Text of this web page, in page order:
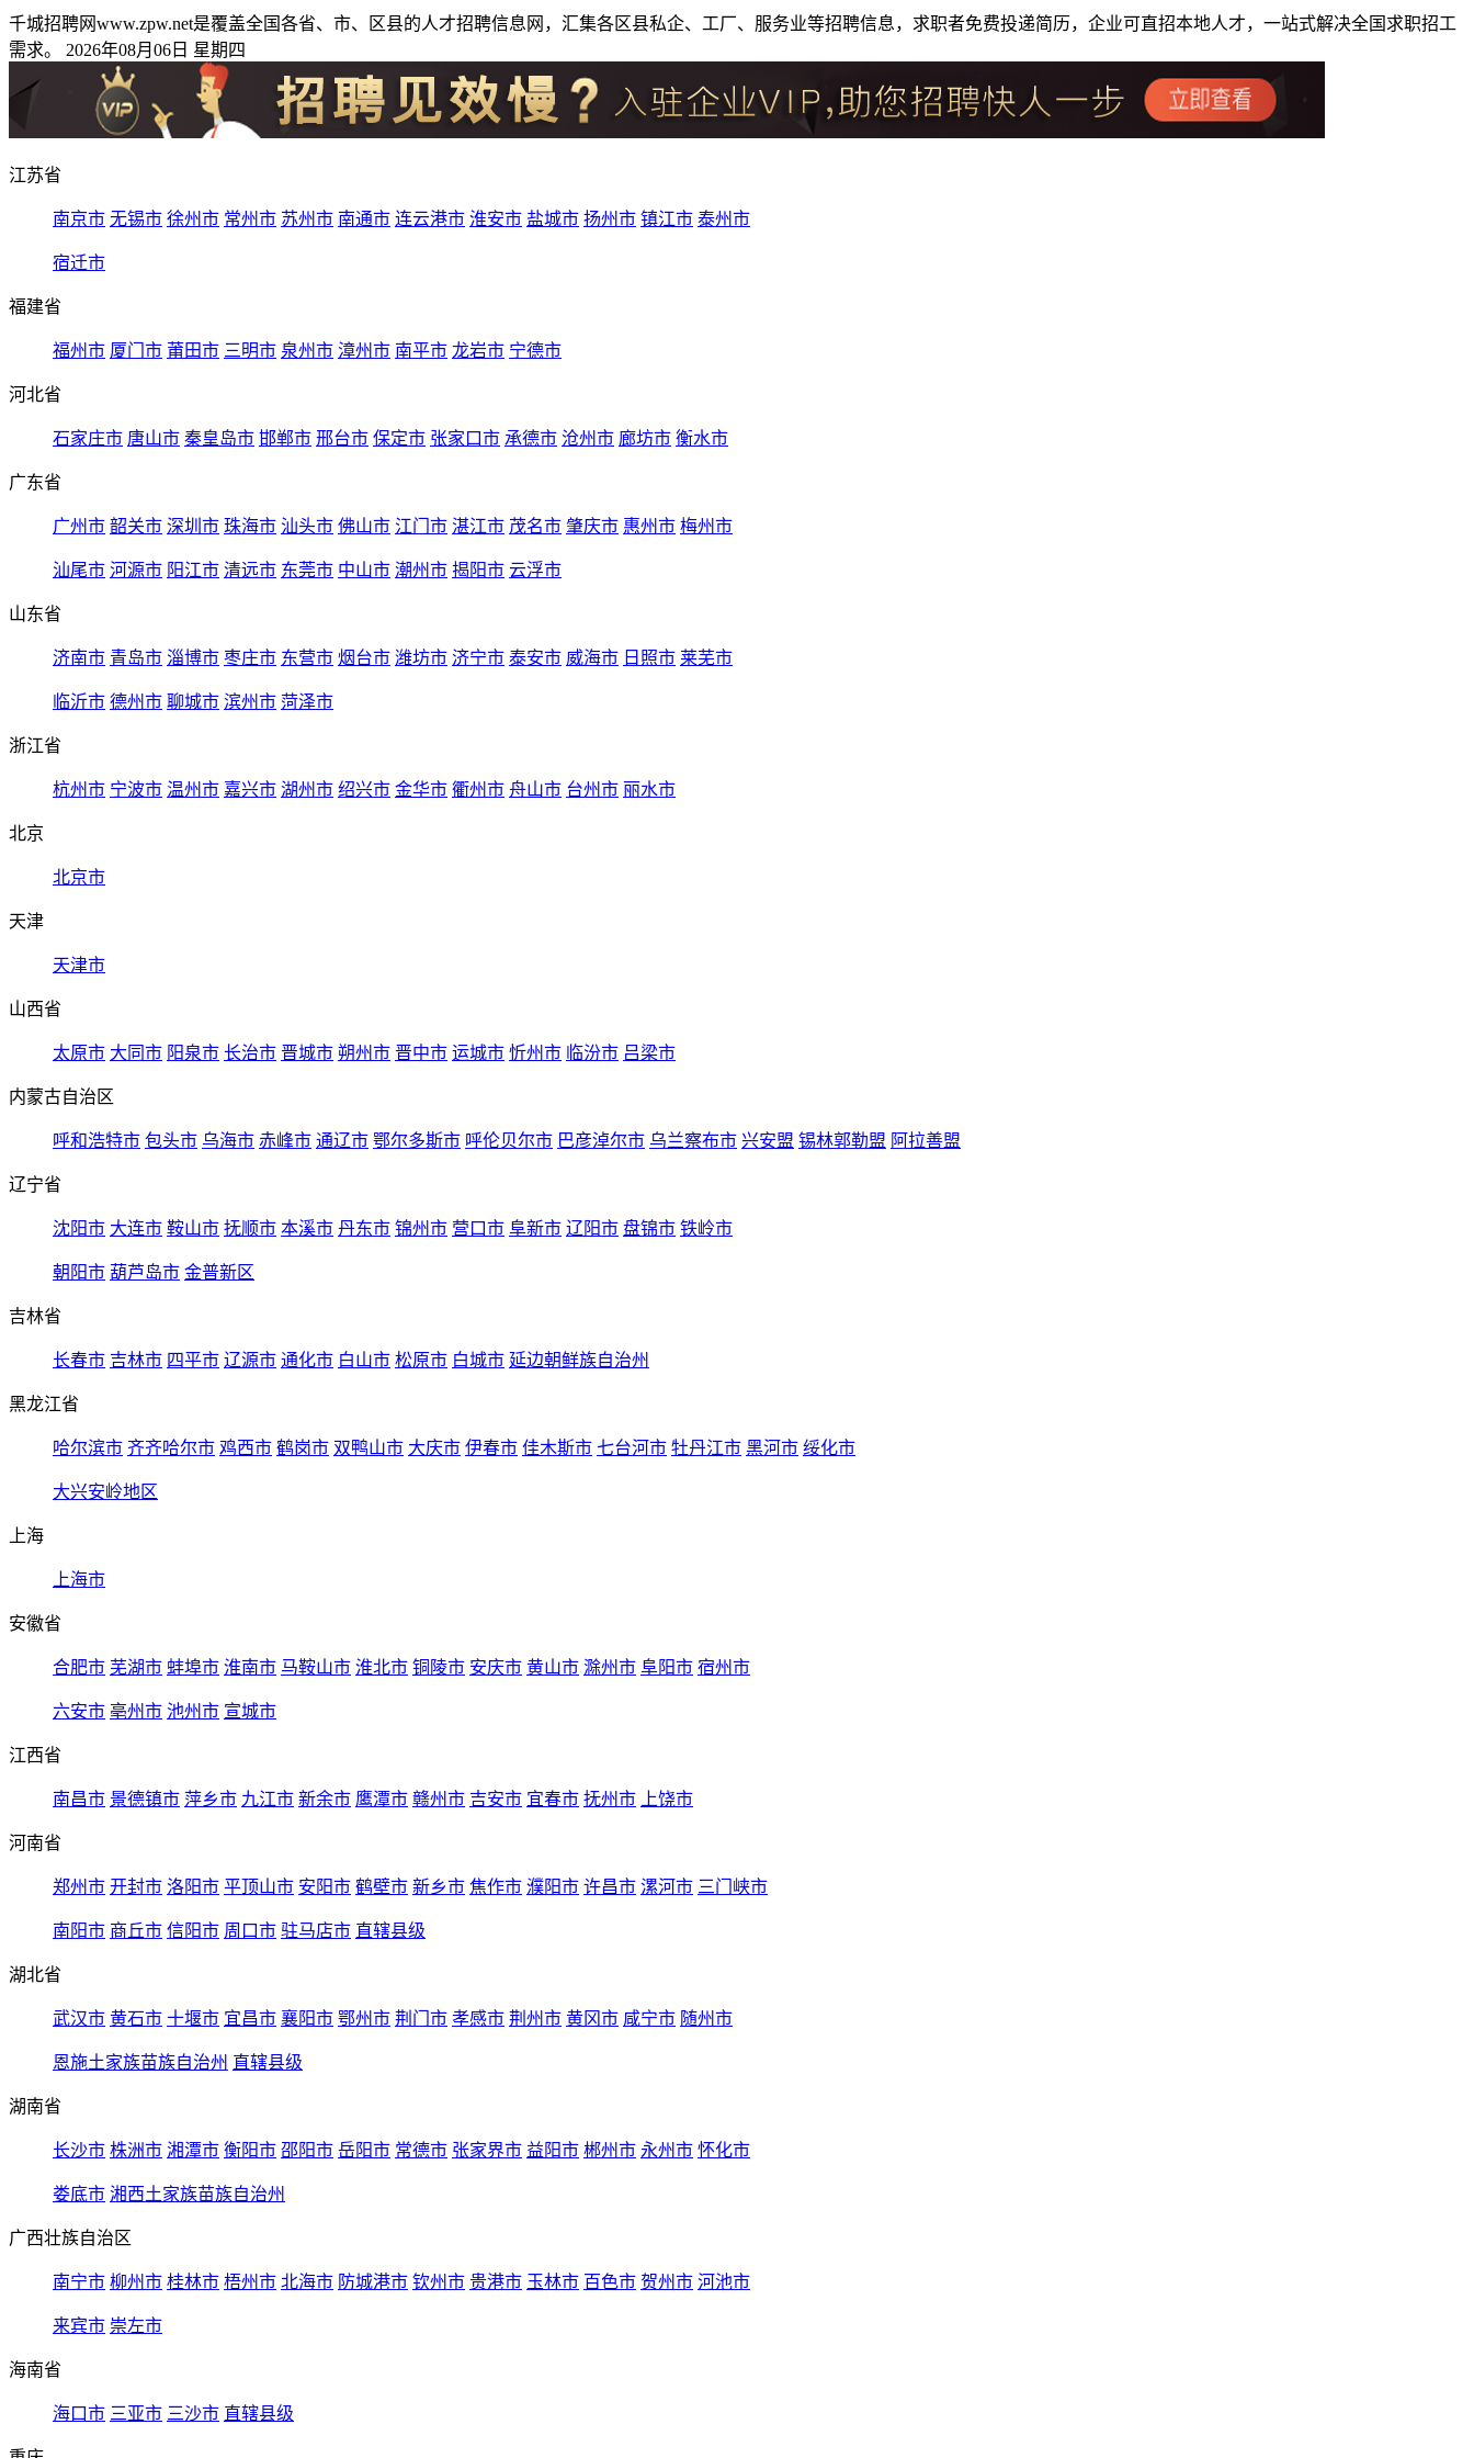
千城招聘网www.zpw.net是覆盖全国各省、市、区县的人才招聘信息网，汇集各区县私企、工厂、服务业等招聘信息，求职者免费投递简历，企业可直招本地人才，一站式解决全国求职招工
需求。 2026年08月06日 星期四
江苏省
南京市 无锡市 徐州市 常州市 苏州市 南通市 连云港市 淮安市 盐城市 扬州市 镇江市 泰州市
宿迁市
福建省
福州市 厦门市 莆田市 三明市 泉州市 漳州市 南平市 龙岩市 宁德市
河北省
石家庄市 唐山市 秦皇岛市 邯郸市 邢台市 保定市 张家口市 承德市 沧州市 廊坊市 衡水市
广东省
广州市 韶关市 深圳市 珠海市 汕头市 佛山市 江门市 湛江市 茂名市 肇庆市 惠州市 梅州市
汕尾市 河源市 阳江市 清远市 东莞市 中山市 潮州市 揭阳市 云浮市
山东省
济南市 青岛市 淄博市 枣庄市 东营市 烟台市 潍坊市 济宁市 泰安市 威海市 日照市 莱芜市
临沂市 德州市 聊城市 滨州市 菏泽市
浙江省
杭州市 宁波市 温州市 嘉兴市 湖州市 绍兴市 金华市 衢州市 舟山市 台州市 丽水市
北京
北京市
天津
天津市
山西省
太原市 大同市 阳泉市 长治市 晋城市 朔州市 晋中市 运城市 忻州市 临汾市 吕梁市
内蒙古自治区
呼和浩特市 包头市 乌海市 赤峰市 通辽市 鄂尔多斯市 呼伦贝尔市 巴彦淖尔市 乌兰察布市 兴安盟 锡林郭勒盟 阿拉善盟
辽宁省
沈阳市 大连市 鞍山市 抚顺市 本溪市 丹东市 锦州市 营口市 阜新市 辽阳市 盘锦市 铁岭市
朝阳市 葫芦岛市 金普新区
吉林省
长春市 吉林市 四平市 辽源市 通化市 白山市 松原市 白城市 延边朝鲜族自治州
黑龙江省
哈尔滨市 齐齐哈尔市 鸡西市 鹤岗市 双鸭山市 大庆市 伊春市 佳木斯市 七台河市 牡丹江市 黑河市 绥化市
大兴安岭地区
上海
上海市
安徽省
合肥市 芜湖市 蚌埠市 淮南市 马鞍山市 淮北市 铜陵市 安庆市 黄山市 滁州市 阜阳市 宿州市
六安市 亳州市 池州市 宣城市
江西省
南昌市 景德镇市 萍乡市 九江市 新余市 鹰潭市 赣州市 吉安市 宜春市 抚州市 上饶市
河南省
郑州市 开封市 洛阳市 平顶山市 安阳市 鹤壁市 新乡市 焦作市 濮阳市 许昌市 漯河市 三门峡市
南阳市 商丘市 信阳市 周口市 驻马店市 直辖县级
湖北省
武汉市 黄石市 十堰市 宜昌市 襄阳市 鄂州市 荆门市 孝感市 荆州市 黄冈市 咸宁市 随州市
恩施土家族苗族自治州 直辖县级
湖南省
长沙市 株洲市 湘潭市 衡阳市 邵阳市 岳阳市 常德市 张家界市 益阳市 郴州市 永州市 怀化市
娄底市 湘西土家族苗族自治州
广西壮族自治区
南宁市 柳州市 桂林市 梧州市 北海市 防城港市 钦州市 贵港市 玉林市 百色市 贺州市 河池市
来宾市 崇左市
海南省
海口市 三亚市 三沙市 直辖县级